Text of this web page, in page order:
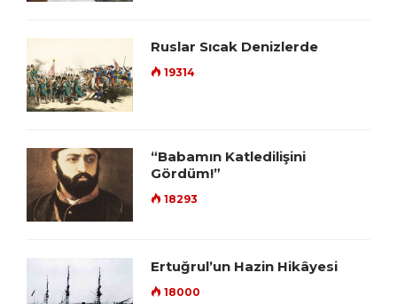
Ruslar Sıcak Denizlerde
19314
“Babamın Katledilişini
Gördüm!”
18293
Ertuğrul’un Hazin Hikâyesi
18000